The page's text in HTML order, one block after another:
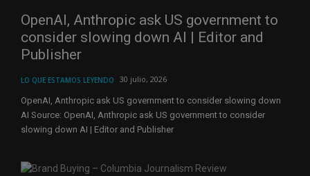
OpenAI, Anthropic ask US government to
consider slowing down AI | Editor and
Publisher
LO QUE ESTAMOS LEYENDO 30 julio, 2026
OpenAI, Anthropic ask US government to consider slowing down
AI Source: OpenAI, Anthropic ask US government to consider
slowing down AI | Editor and Publisher